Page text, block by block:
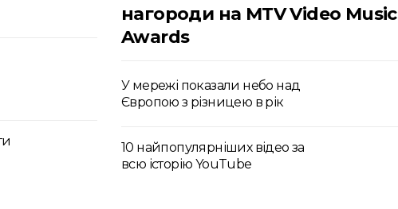
нагороди на MTV Video Music
Awards
У мережі показали небо над
Європою з різницею в рік
10 найпопулярніших відео за
всю історію YouTube